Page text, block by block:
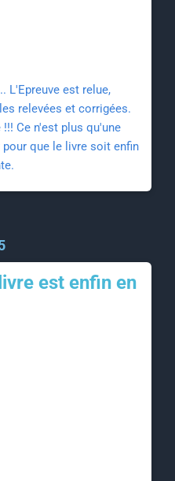
L'Epreuve est relue,
relevées et corrigées.
!!! Ce n'est plus qu'une
que le livre soit enfin
est enfin en